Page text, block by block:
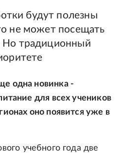
будут полезны
не может посещать
Но традиционный
одна новинка -
для всех учеников
оно появится уже в
учебного года две